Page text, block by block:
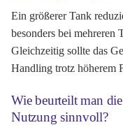
Ein größerer Tank
besonders bei mehreren
Gleichzeitig sollte das
Handling trotz höherem
Wie beurteilt man
Nutzung sinnvoll?